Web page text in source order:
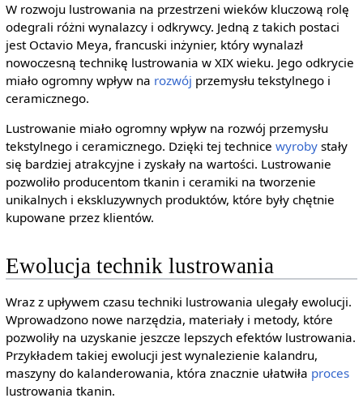
W rozwoju lustrowania na przestrzeni wieków kluczową rolę
odegrali różni wynalazcy i odkrywcy. Jedną z takich postaci
jest Octavio Meya, francuski inżynier, który wynalazł
nowoczesną technikę lustrowania w XIX wieku. Jego odkrycie
miało ogromny wpływ na rozwój przemysłu tekstylnego i
ceramicznego.
Lustrowanie miało ogromny wpływ na rozwój przemysłu
tekstylnego i ceramicznego. Dzięki tej technice wyrobystały
się bardziej atrakcyjne i zyskały na wartości. Lustrowanie
pozwoliło producentom tkanin i ceramiki na tworzenie
unikalnych i ekskluzywnych produktów, które były chętnie
kupowane przez klientów.
Ewolucja technik lustrowania
Wraz z upływem czasu techniki lustrowania ulegały ewolucji.
Wprowadzono nowe narzędzia, materiały i metody, które
pozwoliły na uzyskanie jeszcze lepszych efektów lustrowania.
Przykładem takiej ewolucji jest wynalezienie kalandru,
maszyny do kalanderowania, która znacznie ułatwiła proces
lustrowania tkanin.